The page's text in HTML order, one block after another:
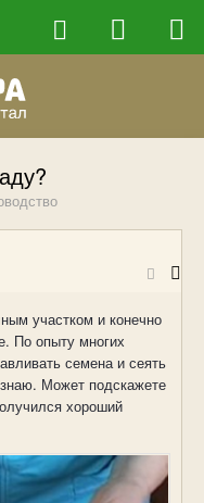
участком и конечно
По опыту многих
семена и сеять
Может подскажете
хороший